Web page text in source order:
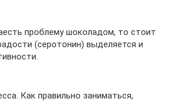
проблему шоколадом, то стоит
(серотонин) выделяется и
Как правильно заниматься,